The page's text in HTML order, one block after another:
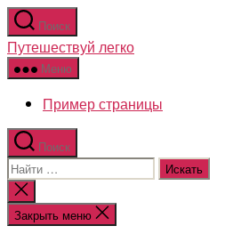
Перейти
к
содержимому
Поиск
Путешествуй легко
Меню
Пример страницы
Поиск
Поиск:
Закрыть
поиск
Закрыть меню